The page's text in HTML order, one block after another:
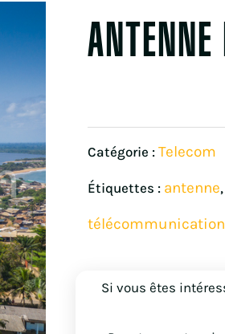
Catégorie :Telecom
Étiquettes : antenne,
télécommunication
Si vous êtes